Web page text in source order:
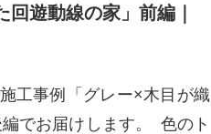
回遊動線の家」前編｜
工事例「グレー×木目が織
でお届けします。 色のト